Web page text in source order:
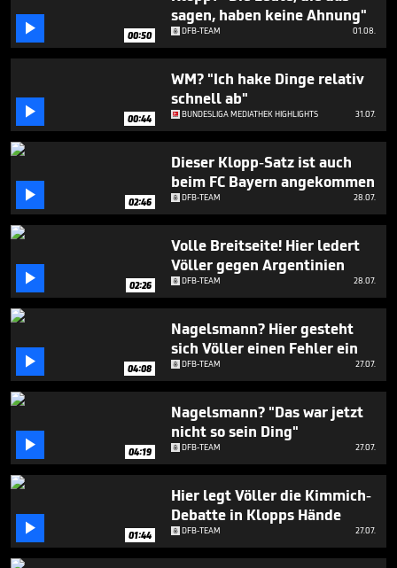
seconds
 00:50
sagen, haben keine Ahnung"
DFB-TEAM 01.08.
 00:44
WM? "Ich hake Dinge relativ
schnell ab"
BUNDESLIGA MEDIATHEK HIGHLIGHTS 31.07.
 02:46
Dieser Klopp-Satz ist auch
beim FC Bayern angekommen
DFB-TEAM 28.07.
 02:26
Volle Breitseite! Hier ledert
Völler gegen Argentinien
DFB-TEAM 28.07.
 04:08
Nagelsmann? Hier gesteht
sich Völler einen Fehler ein
DFB-TEAM 27.07.
 04:19
Nagelsmann? "Das war jetzt
nicht so sein Ding"
DFB-TEAM 27.07.
 01:44
Hier legt Völler die Kimmich-
Debatte in Klopps Hände
DFB-TEAM 27.07.